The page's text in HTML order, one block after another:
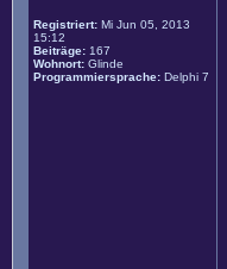
Registriert: Mi Jun 05, 2013
15:12
Beiträge: 167
Wohnort: Glinde
Programmiersprache: Delphi 7